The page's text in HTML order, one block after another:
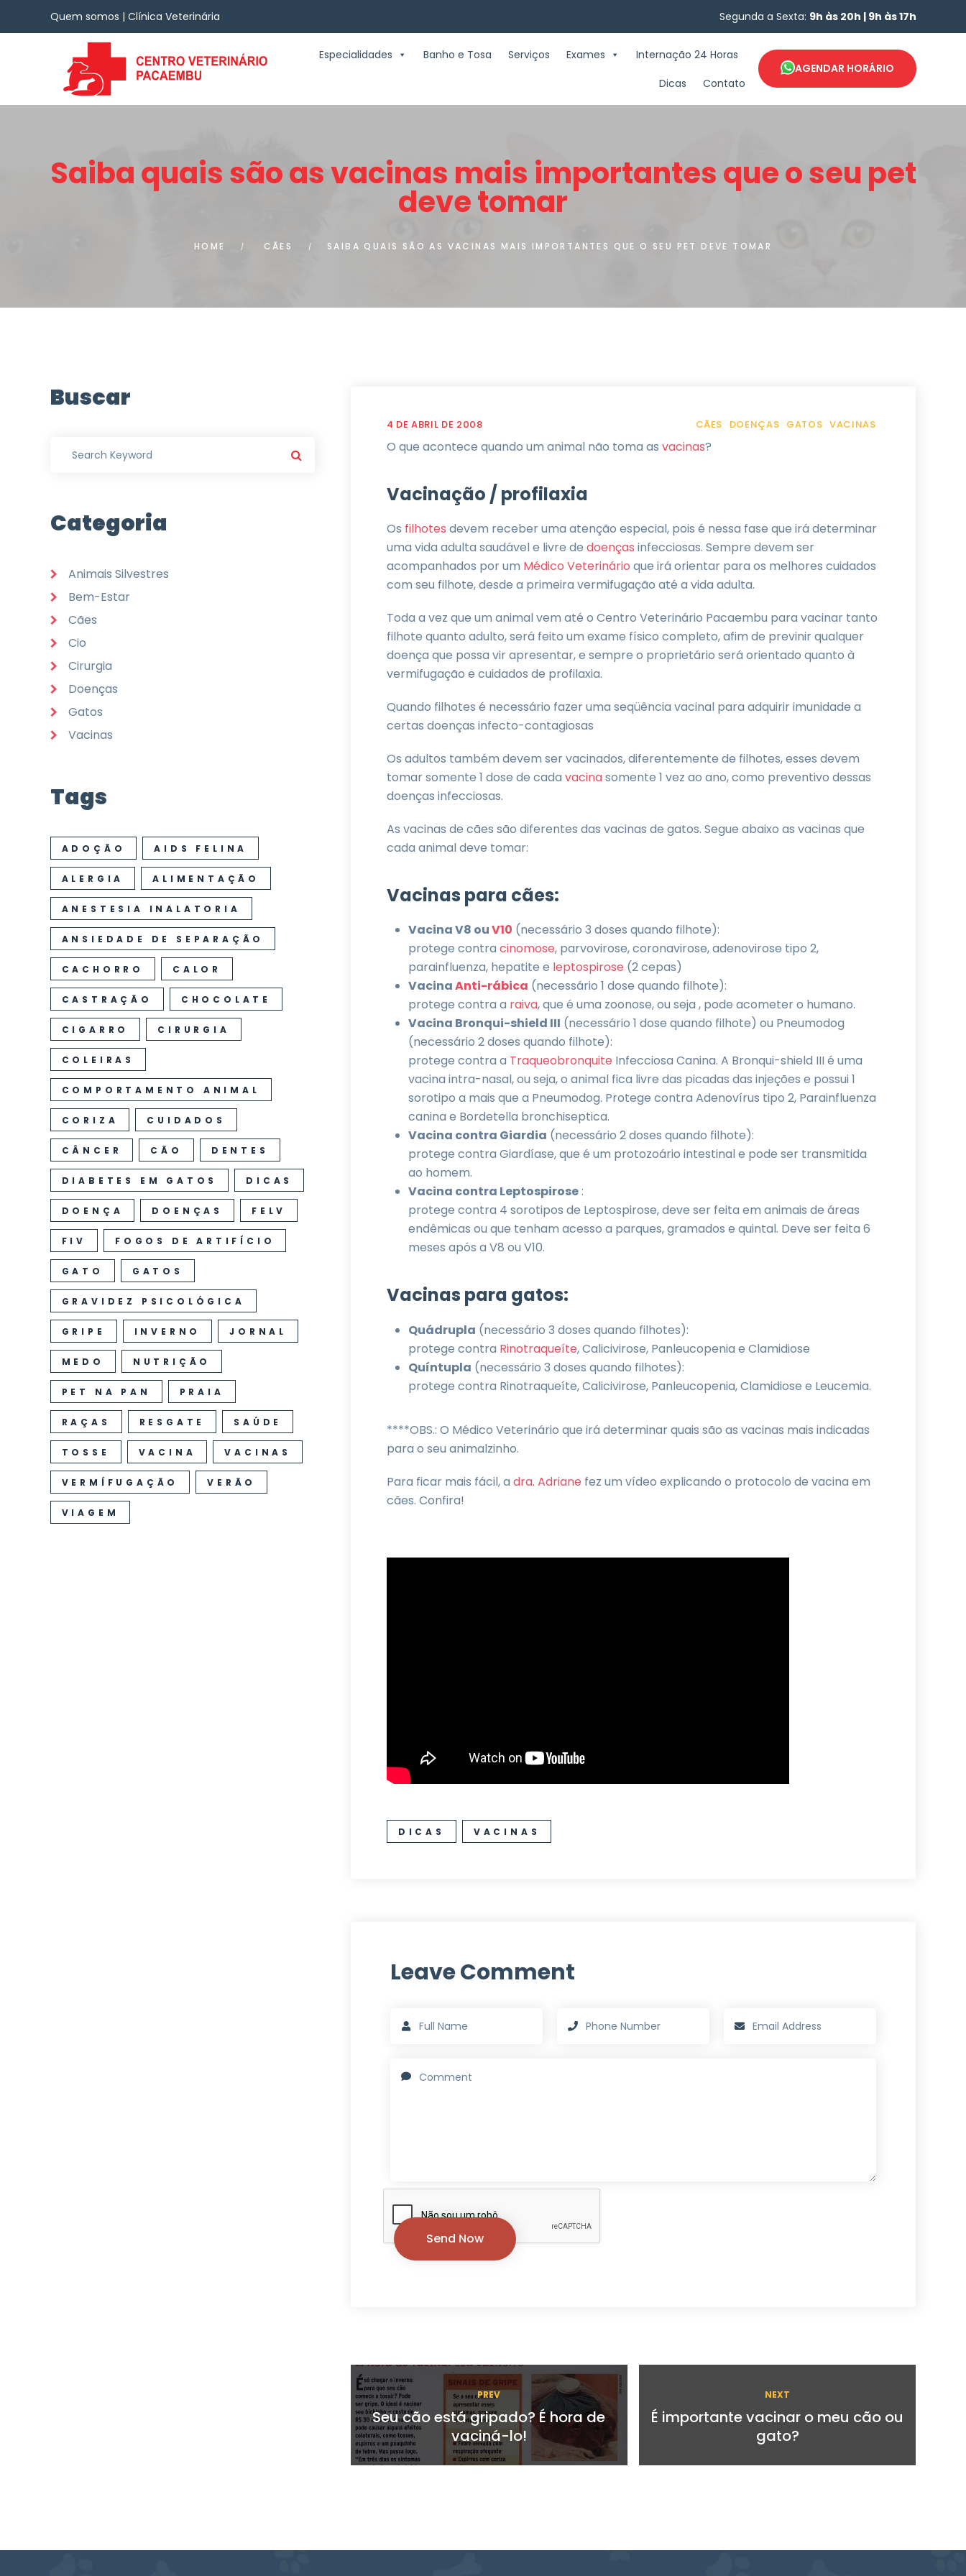
Quem somos | Clínica Veterinária Segunda a Sexta: 9h às 20h | 9h às 17h
Especialidades Banho e Tosa Serviços Exames
Internação 24 Horas
Dicas
Contato
AGENDAR HORÁRIO
Saiba quais são as vacinas mais importantes que o seu pet
deve tomar
HOME CÃES SAIBA QUAIS SÃO AS VACINAS MAIS IMPORTANTES QUE O SEU PET DEVE TOMAR
4 DE ABRIL DE 2008 CÃES DOENÇAS GATOS VACINAS
O que acontece quando um animal não toma as vacinas?
Vacinação / profilaxia
Os filhotes devem receber uma atenção especial, pois é nessa fase que irá determinar
uma vida adulta saudável e livre de doenças infecciosas. Sempre devem ser
acompanhados por um Médico Veterinário que irá orientar para os melhores cuidados
com seu filhote, desde a primeira vermifugação até a vida adulta.
Toda a vez que um animal vem até o Centro Veterinário Pacaembu para vacinar tanto
filhote quanto adulto, será feito um exame físico completo, afim de previnir qualquer
doença que possa vir apresentar, e sempre o proprietário será orientado quanto à
vermifugação e cuidados de profilaxia.
Quando filhotes é necessário fazer uma seqüência vacinal para adquirir imunidade a
certas doenças infecto-contagiosas
Os adultos também devem ser vacinados, diferentemente de filhotes, esses devem
tomar somente 1 dose de cada vacinasomente 1 vez ao ano, como preventivo dessas
doenças infecciosas.
As vacinas de cães são diferentes das vacinas de gatos. Segue abaixo as vacinas que
cada animal deve tomar:
Vacinas para cães:
Vacina V8 ouV10 (necessário 3 doses quando filhote):
protege contra cinomose, parvovirose, coronavirose, adenovirose tipo 2,
parainfluenza, hepatite e leptospirose (2 cepas)
VacinaAnti-rábica (necessário 1 dose quando filhote):
protege contra a raiva, que é uma zoonose, ou seja , pode acometer o humano.
Vacina Bronqui-shield III (necessário 1 dose quando filhote) ou Pneumodog
(necessário 2 doses quando filhote):
protege contra a Traqueobronquite Infecciosa Canina. A Bronqui-shield III é uma
vacina intra-nasal, ou seja, o animal fica livre das picadas das injeções e possui 1
sorotipo a mais que a Pneumodog. Protege contra Adenovírus tipo 2, Parainfluenza
canina e Bordetella bronchiseptica.
Vacina contra Giardia (necessário 2 doses quando filhote):
protege contra Giardíase, que é um protozoário intestinal e pode ser transmitida
ao homem.
Vacina contra Leptospirose:
protege contra 4 sorotipos de Leptospirose, deve ser feita em animais de áreas
endêmicas ou que tenham acesso a parques, gramados e quintal. Deve ser feita 6
meses após a V8 ou V10.
Vacinas para gatos:
Quádrupla (necessário 3 doses quando filhotes):
protege contra Rinotraqueíte, Calicivirose, Panleucopenia e Clamidiose
Quíntupla (necessário 3 doses quando filhotes):
protege contra Rinotraqueíte, Calicivirose, Panleucopenia, Clamidiose e Leucemia.
****OBS.: O Médico Veterinário que irá determinar quais são as vacinas mais indicadas
para o seu animalzinho.
Para ficar mais fácil, a dra. Adriane fez um vídeo explicando o protocolo de vacina em
cães. Confira!
DICAS VACINAS
Leave Comment
PREV
Seu cão está gripado? É hora de
vaciná-lo!
NEXT
É importante vacinar o meu cão ou
gato?
Buscar
Categoria
Animais Silvestres
Bem-Estar
Cães
Cio
Cirurgia
Doenças
Gatos
Vacinas
Tags
ADOÇÃO AIDS FELINA
ALERGIA ALIMENTAÇÃO
ANESTESIA INALATORIA
ANSIEDADE DE SEPARAÇÃO
CACHORRO CALOR
CASTRAÇÃO CHOCOLATE
CIGARRO CIRURGIA
COLEIRAS
COMPORTAMENTO ANIMAL
CORIZA CUIDADOS
CÂNCER CÃO DENTES
DIABETES EM GATOS DICAS
DOENÇA DOENÇAS FELV
FIV FOGOS DE ARTIFÍCIO
GATO GATOS
GRAVIDEZ PSICOLÓGICA
GRIPE INVERNO JORNAL
MEDO NUTRIÇÃO
PET NA PAN PRAIA
RAÇAS RESGATE SAÚDE
TOSSE VACINA VACINAS
VERMÍFUGAÇÃO VERÃO
VIAGEM